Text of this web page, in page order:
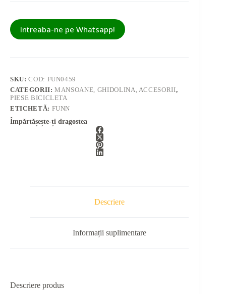
Intreaba-ne pe Whatsapp!
SKU:COD: FUN0459
CATEGORII:MANSOANE, GHIDOLINA, ACCESORII,
PIESE BICICLETA
ETICHETĂ: FUNN
Împărtășește-ți dragostea
Descriere
Informații suplimentare
Descriere produs